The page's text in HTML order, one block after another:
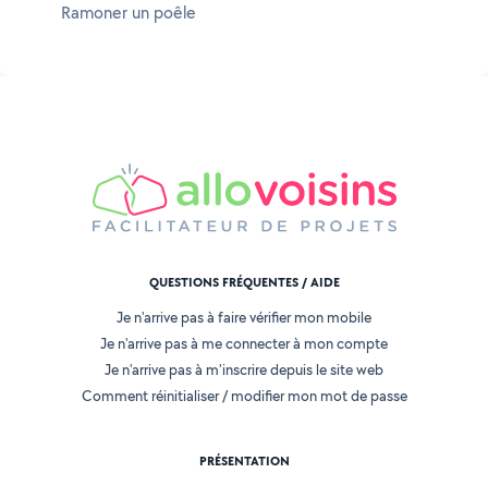
Ramoner un poêle
QUESTIONS FRÉQUENTES / AIDE
Je n'arrive pas à faire vérifier mon mobile
Je n'arrive pas à me connecter à mon compte
Je n'arrive pas à m'inscrire depuis le site web
Comment réinitialiser / modifier mon mot de passe
PRÉSENTATION